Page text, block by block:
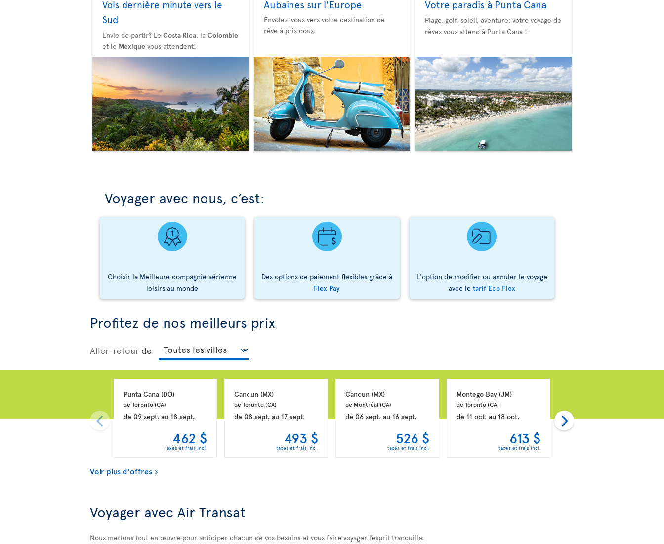
Vols dernière minute vers le
Sud
Envie de partir? Le Costa Rica, la Colombie
et le Mexique vous attendent!
Aubaines sur l'Europe
Envolez-vous vers votre destination de
rêve à prix doux.
Votre paradis à Punta Cana
Plage, golf, soleil, aventure: votre voyage de
rêves vous attend à Punta Cana !
Voyager avec nous, c’est:
Choisir la Meilleure compagnie aérienne
loisirs au monde
Des options de paiement flexibles grâce à
Flex Pay
L'option de modifier ou annuler le voyage
avec le tarif Eco Flex
Profitez de nos meilleurs prix
Aller-retour de
Punta Cana (DO)
de Toronto (CA)
de 09 sept.au 18 sept.
462 $
taxes et frais incl.
Cancun (MX)
de Toronto (CA)
de 08 sept. au 17 sept.
493 $
taxes et frais incl.
Cancun (MX)
de Montréal (CA)
de 06 sept. au 16 sept.
526 $
taxes et frais incl.
Montego Bay (JM)
de Toronto (CA)
de 11 oct. au 18 oct.
613 $
taxes et frais incl.
de
Voir plus d'offres
Voyager avec Air Transat
Nous mettons tout en œuvre pour anticiper chacun de vos besoins et vous faire voyager l’esprit tranquille.